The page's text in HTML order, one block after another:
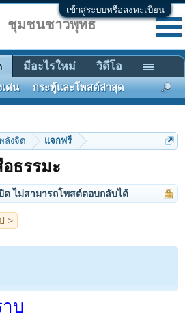
เข้าสู่ระบบหรือลงทะเบียน
ลังจิต แจกฟรี
ธรรมะ
ด ไม่สามารถโพสต์ตอบกลับได้
บ
ชุมชนชาวพุทธ
เด่น กระทู้และโพสต์ล่าสุด
มีอะไรใหม่ วิดีโอ